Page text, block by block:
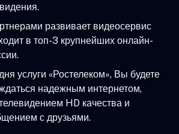
развивает видеосервис
в топ-3 крупнейших онлайн-
услуги «Ростелеком», Вы будете
надежным интернетом,
HD качества и
с друзьями.